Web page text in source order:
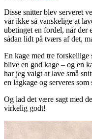
Disse snitter blev serveret
var ikke så vanskelige at
ubetinget en fordel, når der
sådan lidt på tværs af det,
En kage med tre forskellige
blive en god kage – og en
har jeg valgt at lave små
en lagkage og serveres som
Og lad det være sagt med
virkelig godt!